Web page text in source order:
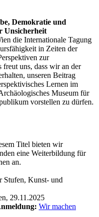
Demokratie und
Unsicherheit
die Internationale Tagung
in Zeiten der
zur
uns, dass wir an der
unseren Beitrag
Lernen im
Museum für
vorstellen zu dürfen.
Titel bieten wir
eine Weiterbildung für
an.
Stufen, Kunst- und
29.11.2025
Wir machen